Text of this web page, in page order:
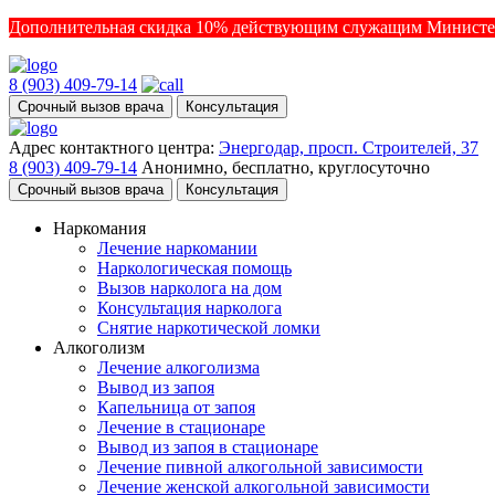
Дополнительная скидка 10% действующим служащим
8 (903) 409-79-14
Срочный вызов врача Консультация
Адрес контактного центра: Энергодар, просп. Строителей, 37
8 (903) 409-79-14 Анонимно, бесплатно, круглосуточно
Срочный вызов врача Консультация
Наркомания
Лечение наркомании
Наркологическая помощь
Вызов нарколога на дом
Консультация нарколога
Снятие наркотической ломки
Алкоголизм
Лечение алкоголизма
Вывод из запоя
Капельница от запоя
Лечение в стационаре
Вывод из запоя в стационаре
Лечение пивной алкогольной зависимости
Лечение женской алкогольной зависимости